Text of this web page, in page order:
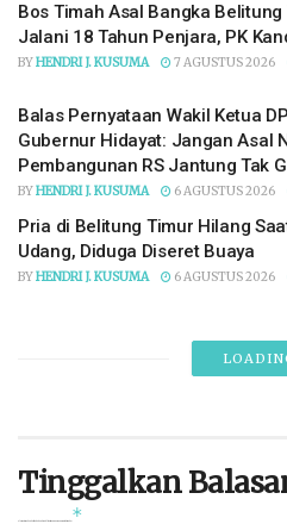
Bos Timah Asal Bangka Belitung
Jalani 18 Tahun Penjara, PK
BYHENDRI J. KUSUMA 7 AGUSTUS 2026
Balas Pernyataan Wakil Ketua
Gubernur Hidayat: Jangan Asal
Pembangunan RS Jantung Tak
BYHENDRI J. KUSUMA 6 AGUSTUS 2026
Pria di Belitung Timur Hilang
Udang, Diduga Diseret Buaya
BYHENDRI J. KUSUMA 6 AGUSTUS 2026
Tinggalkan
*